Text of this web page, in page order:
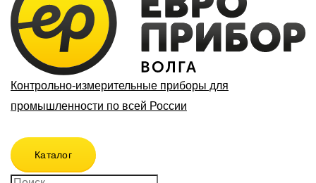
Контрольно-измерительные приборы для
промышленности по всей России
Каталог